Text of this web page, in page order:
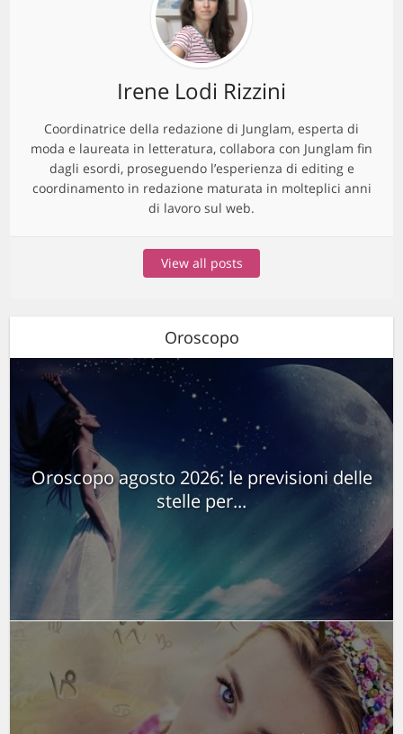
Irene Lodi Rizzini
Coordinatrice della redazione di Junglam, esperta di
moda e laureata in letteratura, collabora con Junglam fin
dagli esordi, proseguendo l’esperienza di editing e
coordinamento in redazione maturata in molteplici anni
di lavoro sul web.
View all posts
Oroscopo
Oroscopo agosto 2026: le previsioni delle
stelle per...